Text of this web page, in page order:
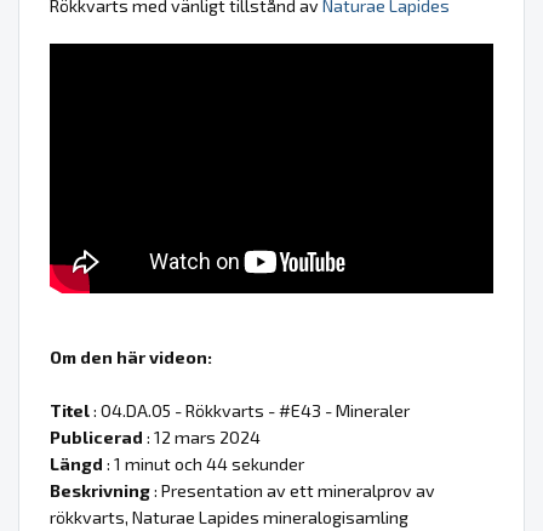
Rökkvarts med vänligt tillstånd avNaturae Lapides
Om den här videon:
Titel: 04.DA.05 - Rökkvarts - #E43 - Mineraler
Publicerad : 12 mars 2024
Längd : 1 minut och 44 sekunder
Beskrivning: Presentation av ett mineralprov av
rökkvarts, Naturae Lapides mineralogisamling